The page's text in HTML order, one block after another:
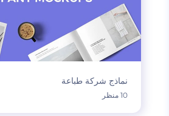
نماذج شركة طباعة
10 منظر